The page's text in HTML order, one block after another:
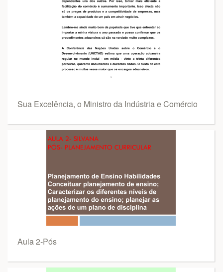
Sua Excelência, o Ministro da Indústria e Comércio
Aula 2-Pós